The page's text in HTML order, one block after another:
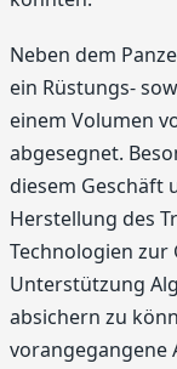
Neben dem
ein Rüstungs-
einem Volumen
abgesegnet.
diesem Geschäft
Herstellung des
Technologien zur
Unterstützung
absichern zu
vorangegangene